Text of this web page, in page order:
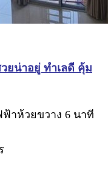
ยน่าอยู่ ทำเลดี คุ้ม
าห้วยขวาง 6 นาที